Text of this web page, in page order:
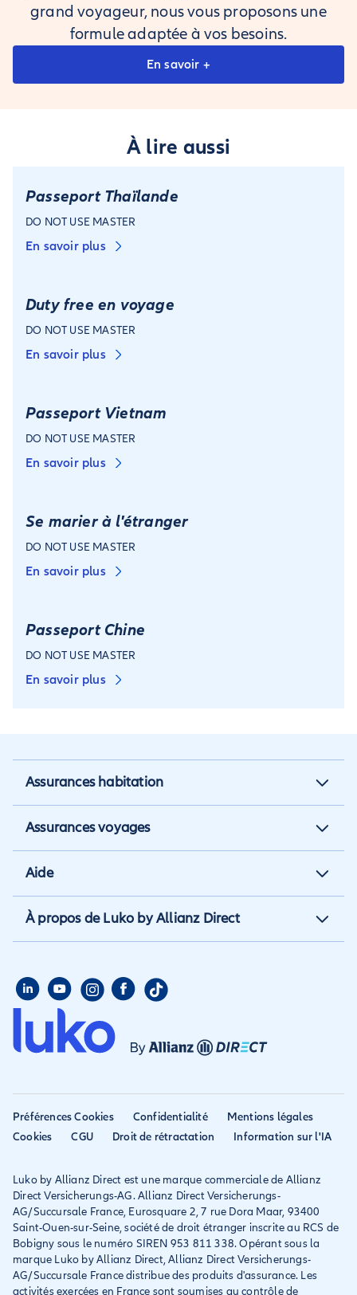
grand voyageur, nous vous proposons une
formule adaptée à vos besoins.
En savoir +
À lire aussi
Passeport Thaïlande
DO NOT USE MASTER
En savoir plus
Duty free en voyage
DO NOT USE MASTER
En savoir plus
Passeport Vietnam
DO NOT USE MASTER
En savoir plus
Se marier à l'étranger
DO NOT USE MASTER
En savoir plus
Passeport Chine
DO NOT USE MASTER
En savoir plus
Assurances habitation
Assurance habitation
Assurance locataire
Assurance propriétaire non
occupant
Assurance colocataire
Assurances voyages
Assurance vacances
Assurance annulation
Assurance annuelle
Assurance étudiant
Assurance PVT
Assurance rapatriement
Aide
Aide et contact
Aide habitation
Mon compte
Déclarer un sinistre
habitation
Résilier ancien assureur
À propos de Luko by Allianz Direct
Presse
Avis
Allianz travel devient
Eurofil rejoint Allianz
Conditions générales et
IPID
Préférences Cookies Confidentialité
Mentions légales
Cookies
CGU Droit de rétractation Information sur l'IA
Luko by Allianz Direct est une marque commerciale de Allianz
Direct Versicherungs-AG. Allianz Direct Versicherungs-
AG/Succursale France, Eurosquare 2, 7 rue Dora Maar, 93400
Saint-Ouen-sur-Seine, société de droit étranger inscrite au RCS de
Bobigny sous le numéro SIREN 953 811 338. Opérant sous la
marque Luko by Allianz Direct, Allianz Direct Versicherungs-
AG/Succursale France distribue des produits d'assurance. Les
activités exercées en France sont soumises au contrôle de